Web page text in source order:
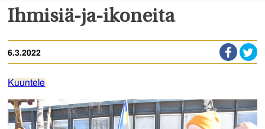
Kirkot
Tule mukaan
Hautausmaa
Yhteystiedot
Ihmisiä-ja-ikoneita
6.3.2022
Kuuntele